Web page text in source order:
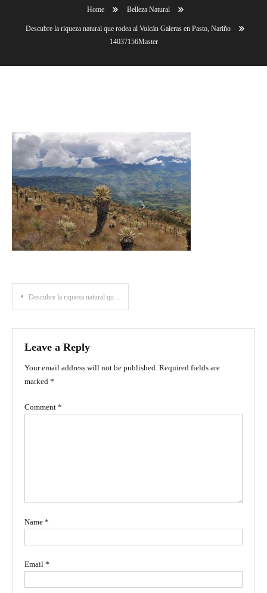
Home Belleza Natural
Descubre la riqueza natural que rodea al Volcán Galeras en Pasto, Nariño
14037156Master
Post
navigation
Descubre la riqueza natural que rodea al Volcán Galeras en Pasto, Nariño
Leave a Reply
Your email address will not be published. Required fields are
marked *
Comment *
Name *
Email *